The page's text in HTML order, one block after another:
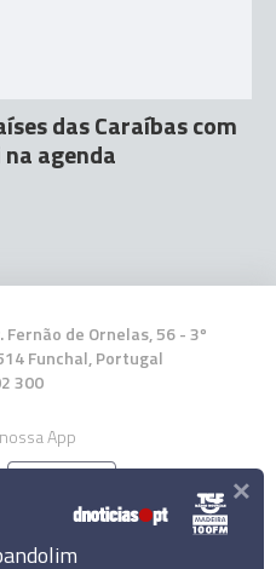
4 votos de protesto
das Caraíbas com
agenda
Fernão de Ornelas, 56 - 3º
Funchal, Portugal
300
App
×